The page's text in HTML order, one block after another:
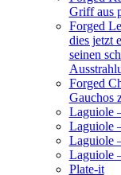
Griff aus
Forged
dies jetzt
seinen
Forged
Gauchos
Laguiole
Laguiole
Laguiole
Laguiole
Plate-it